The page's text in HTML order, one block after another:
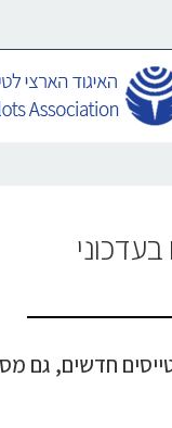
בעדכוני
חדשים, גם